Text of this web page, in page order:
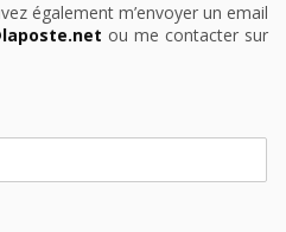
également m’envoyer un email
ou me contacter sur